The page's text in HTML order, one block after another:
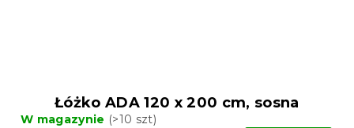
Łóżko ADA 120 x 200 cm, sosna
W magazynie (>10 szt)